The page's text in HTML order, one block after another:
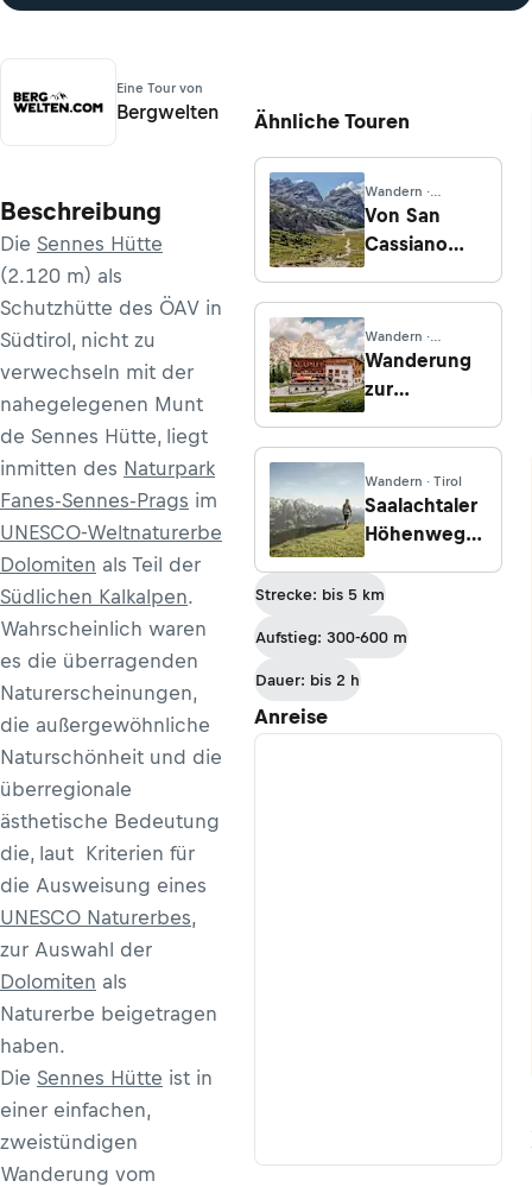
Eine Tour von
Bergwelten
Beschreibung
Die Sennes Hütte
(2.120 m) als
Schutzhütte des ÖAV in
Südtirol, nicht zu
verwechseln mit der
nahegelegenen Munt
de Sennes Hütte, liegt
inmitten des Naturpark
Fanes-Sennes-Prags im
UNESCO-Weltnaturerbe
Dolomiten als Teil der
Südlichen Kalkalpen.
Wahrscheinlich waren
es die überragenden
Naturerscheinungen,
die außergewöhnliche
Naturschönheit und die
überregionale
ästhetische Bedeutung
die, laut Kriterien für
die Ausweisung eines
UNESCO Naturerbes,
zur Auswahl der
Dolomiten als
Naturerbe beigetragen
haben.
Die Sennes Hütte ist in
einer einfachen,
zweistündigen
Wanderung vom
Ähnliche Touren
Wandern ·
Venetien
Von San
Cassiano
Plateau
Wandern ·
Venetien
Wanderung
zur
von St.
Kassian
Wandern · Tirol
Saalachtaler
Höhenweg:
Lochalmköpfl
Strecke: bis 5 km
Aufstieg: 300-600 m
Dauer: bis 2 h
Anreise